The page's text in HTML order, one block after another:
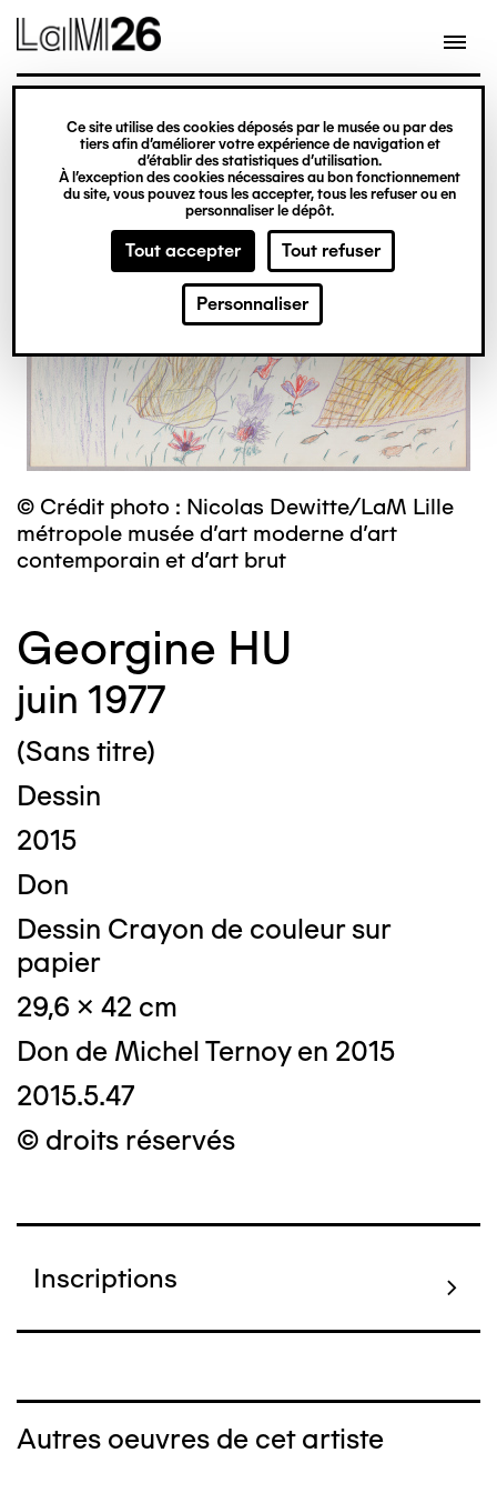
Gestion des cookies
Ce site utilise des cookies déposés par le musée ou par des
tiers afin d’améliorer votre expérience de navigation et
d’établir des statistiques d’utilisation.
À l’exception des cookies nécessaires au bon fonctionnement
du site, vous pouvez tous les accepter, tous les refuser ou en
personnaliser le dépôt.
Tout accepter Tout refuser
Personnaliser
contenu
© Crédit photo : Nicolas Dewitte/LaM Lille
métropole musée d’art moderne d’art
contemporain et d’art brut
Georgine HU
juin 1977
(Sans titre)
Dessin
2015
Don
Dessin Crayon de couleur sur
papier
29,6 x 42 cm
Don de Michel Ternoy en 2015
2015.5.47
© droits réservés
Inscriptions
Autres oeuvres de cet artiste